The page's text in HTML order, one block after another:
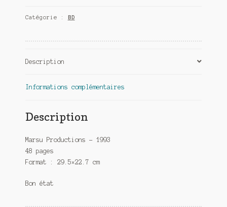
Spoutnika
-
quelques
de
Catégorie : BD
Description
Informations complémentaires
Description
Marsu Productions – 1993
48 pages
Format : 29.5×22.7 cm
Bon état